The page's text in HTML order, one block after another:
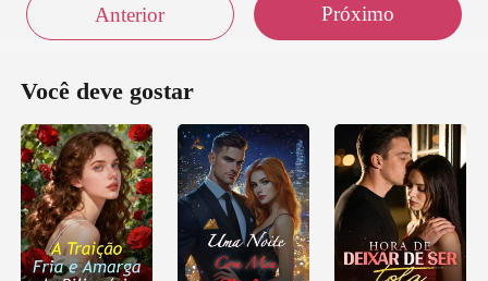
Anterior Próximo
Você deve gostar